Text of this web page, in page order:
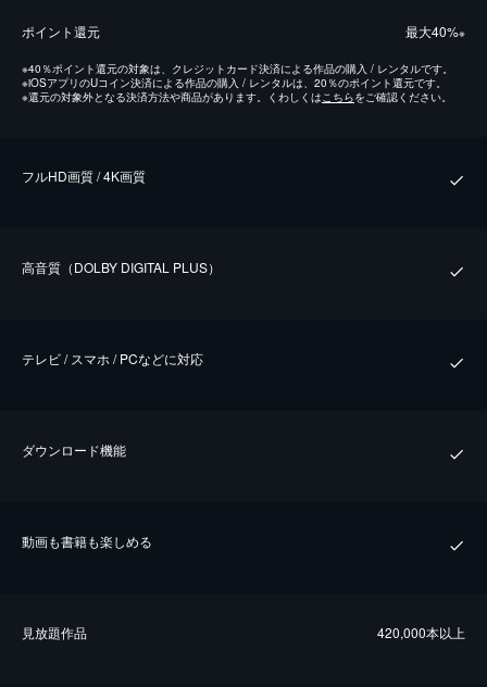
ポイント還元 最⼤40%※
※40％ポイント還元の対象は、クレジットカード決済による作品の購入 / レンタルです。
※iOSアプリのUコイン決済による作品の購入 / レンタルは、20％のポイント還元です。
※還元の対象外となる決済方法や商品があります。くわしくはこちらをご確認ください。
フルHD画質 / 4K画質
⾼⾳質（DOLBY DIGITAL PLUS）
テレビ / スマホ / PCなどに対応
ダウンロード機能
動画も書籍も楽しめる
⾒放題作品 420,000本以上